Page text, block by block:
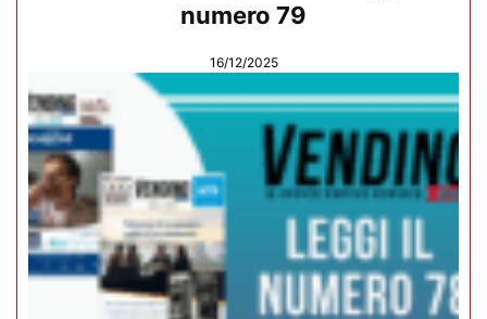
numero 79
16/12/2025